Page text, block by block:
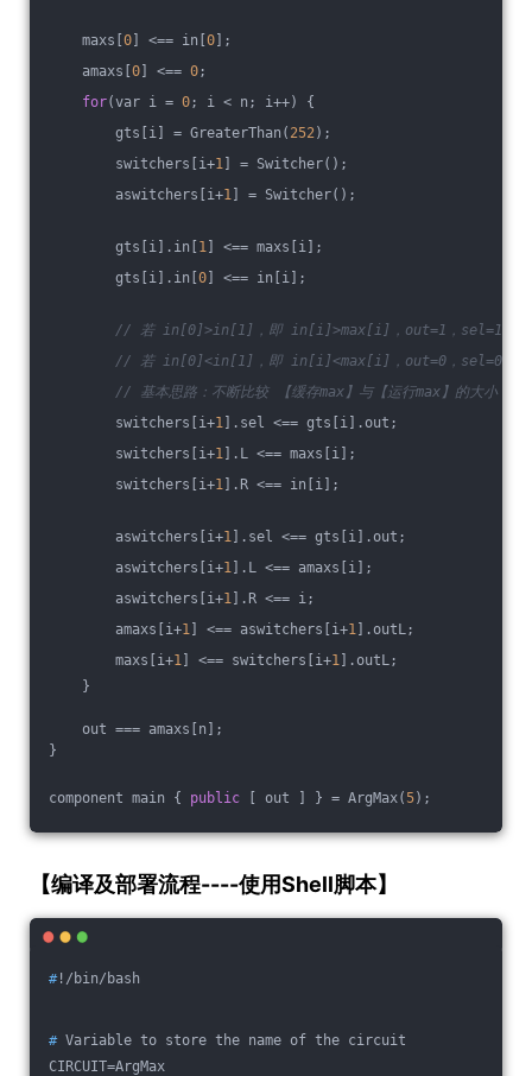
maxs[ 0 ] <== in[ 0 ];
amaxs[ 0 ] <== 0;
for(var i = 0; i < n; i++) {
gts[i] = GreaterThan( 252);
switchers[i+1 ] = Switcher();
aswitchers[i+1 ] = Switcher();
gts[i].in[ 1 ] <== maxs[i];
gts[i].in[ 0 ] <== in[i];
// 若 in[0]>in[1]，即 in[i]>max[i]，out=1，sel=1，此
// 若 in[0]<in[1]，即 in[i]<max[i]，out=0，sel=0，此
// 基本思路：不断比较 【缓存max】与【运行max】的大小
switchers[i+1 ].sel <== gts[i].out;
switchers[i+1 ].L <== maxs[i];
switchers[i+1 ].R <== in[i];
aswitchers[i+1 ].sel <== gts[i].out;
aswitchers[i+1 ].L <== amaxs[i];
aswitchers[i+1 ].R <== i;
amaxs[i+1 ] <== aswitchers[i+1 ].outL;
maxs[i+1 ] <== switchers[i+1 ].outL;
}
out === amaxs[n];
}
component main { public [ out ] } = ArgMax(5);
【编译及部署流程----使用Shell脚本】
#!/bin/bash
# Variable to store the name of the circuit
CIRCUIT=ArgMax